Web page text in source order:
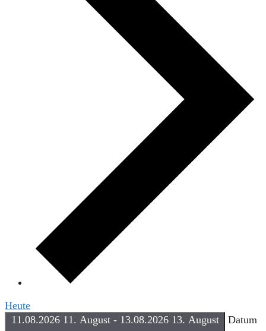
Heute
11.08.2026 11. August - 13.08.2026 13. August Datum